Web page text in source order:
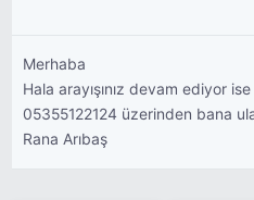
Merhaba
Hala arayışınız devam ediyor
05355122124 üzerinden bana
Rana Arıbaş